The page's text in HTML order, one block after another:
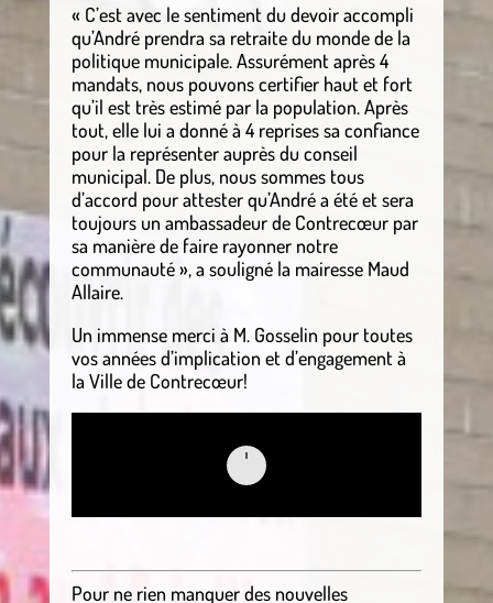
« C’est avec le sentiment du devoir accompli
qu’André prendra sa retraite du monde de la
politique municipale. Assurément après 4
mandats, nous pouvons certifier haut et fort
qu’il est très estimé par la population. Après
tout, elle lui a donné à 4 reprises sa confiance
pour la représenter auprès du conseil
municipal. De plus, nous sommes tous
d’accord pour attester qu’André a été et sera
toujours un ambassadeur de Contrecœur par
sa manière de faire rayonner notre
communauté », a souligné la mairesse Maud
Allaire.
Un immense merci à M. Gosselin pour toutes
vos années d’implication et d’engagement à
la Ville de Contrecœur!
Pour ne rien manquer des nouvelles